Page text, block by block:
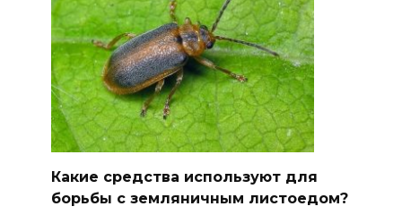
Какие средства используют для
борьбы с земляничным листоедом?